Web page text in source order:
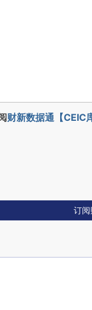
财新数据通【CEIC
订阅